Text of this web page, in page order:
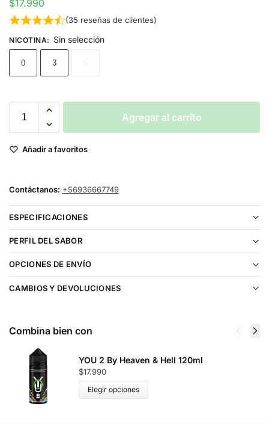
$17.990
(35 reseñas de clientes)
NICOTINA: Sin selección
0 3
Agregar al carrito
Añadir a favoritos
Contáctanos: +56936667749
ESPECIFICACIONES
PERFIL DEL SABOR
OPCIONES DE ENVÍO
CAMBIOS Y DEVOLUCIONES
Combina bien con
YOU 2 By Heaven & Hell 120ml
$17.990
Elegir opciones